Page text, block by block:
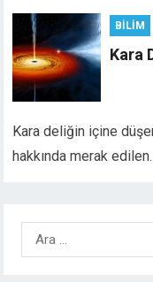
BILIM
Kara
Kara deliğin içine
hakkında merak
Arama: